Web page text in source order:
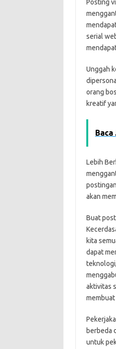
Posting
serial
Unggah
orang
kreatif
Baca
Lebih
akan
Buat
kita
dapat
aktivitas
berbeda
untuk